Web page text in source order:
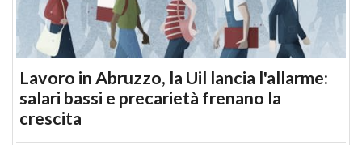
Lavoro in Abruzzo, la Uil lancia l'allarme:
salari bassi e precarietà frenano la
crescita